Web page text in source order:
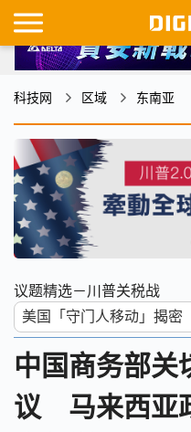
科技网 区域 东南亚
议题精选－川普关税战
中国商务部关
议 马来西亚